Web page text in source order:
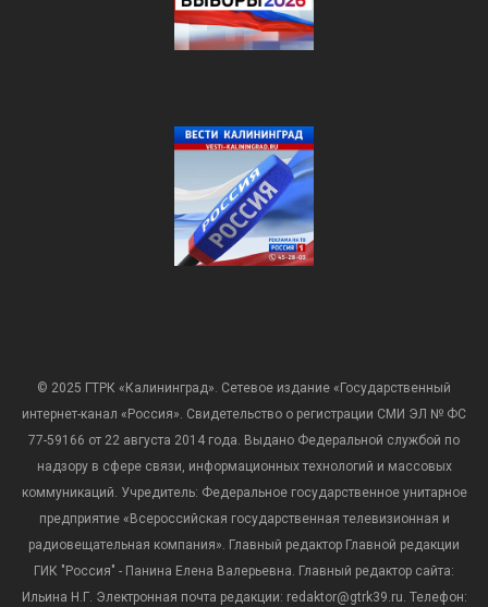
© 2025 ГТРК «Калининград». Сетевое издание «Государственный
интернет-канал «Россия». Свидетельство о регистрации СМИ ЭЛ № ФС
77-59166 от 22 августа 2014 года. Выдано Федеральной службой по
надзору в сфере связи, информационных технологий и массовых
коммуникаций. Учредитель: Федеральное государственное унитарное
предприятие «Всероссийская государственная телевизионная и
радиовещательная компания». Главный редактор Главной редакции
ГИК "Россия" - Панина Елена Валерьевна. Главный редактор сайта:
Ильина Н.Г. Электронная почта редакции: redaktor@gtrk39.ru. Телефон: